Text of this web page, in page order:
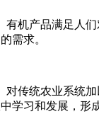
有机产品满足人
需求。
对传统农业系统
学习和发展，形